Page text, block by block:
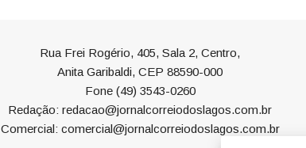
Rua Frei Rogério, 405, Sala 2, Centro,
Anita Garibaldi, CEP 88590-000
Fone (49) 3543-0260
Redação: redacao@jornalcorreiodoslagos.com.br
Comercial: comercial@jornalcorreiodoslagos.com.br